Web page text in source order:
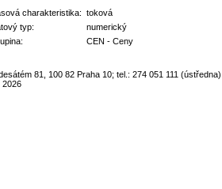
charakteristika: toková
typ:
numerický
CEN - Ceny
81, 100 82 Praha 10; tel.: 274 051 111 (ústředna)
2026